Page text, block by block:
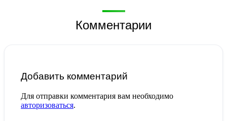
Комментарии
Добавить комментарий
Для отправки комментария вам необходимо
авторизоваться.